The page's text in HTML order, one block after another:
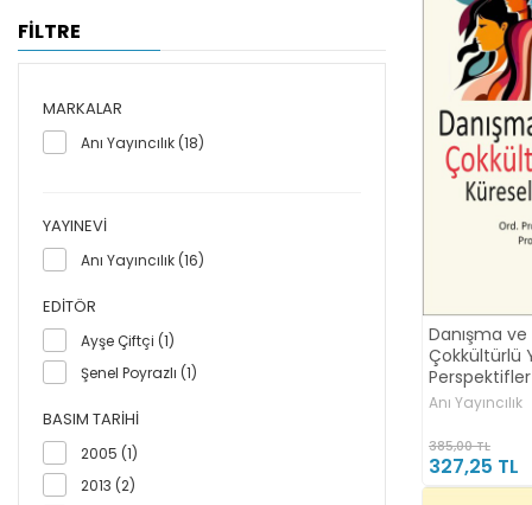
FİLTRE
MARKALAR
Anı Yayıncılık (18)
YAYINEVI
Anı Yayıncılık (16)
EDITÖR
Ayşe Çiftçi (1)
Şenel Poyrazlı (1)
BASIM TARIHI
2005 (1)
2013 (2)
Danışma
Çokkültürlü
Perspektifler
Anı Yayıncılık
385,00 TL
327,25 TL